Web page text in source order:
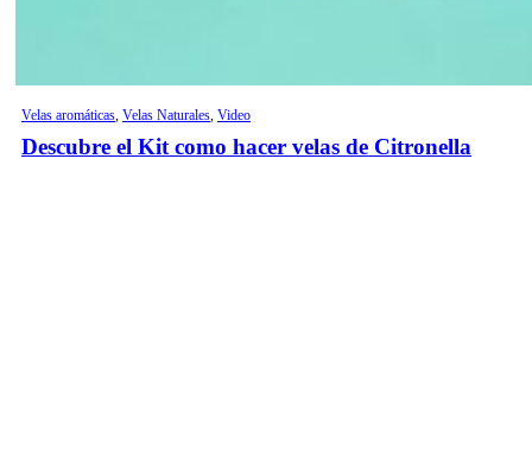
Velas aromáticas, Velas Naturales, Video
Descubre el Kit como hacer velas de Citronella